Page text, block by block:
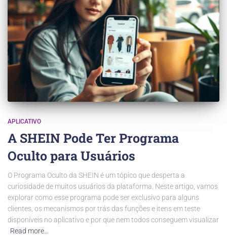
APLICATIVO
A SHEIN Pode Ter Programa
Oculto para Usuários
O Programa Oculto da SHEIN é um tópico que desperta a
curiosidade de muitos usuários da plataforma. Neste artigo, vamos
explorar como esse programa pode ser exclusivo para alguns
clientes, os mecanismos por trás das funções e itens em teste
disponíveis no aplicativo e por que nem todos conseguem visualizar
Read more…